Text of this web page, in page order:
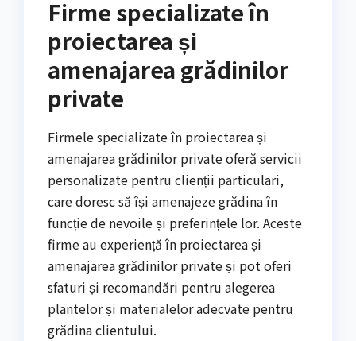
Firme specializate în
proiectarea și
amenajarea grădinilor
private
Firmele specializate în proiectarea și
amenajarea grădinilor private oferă servicii
personalizate pentru clienții particulari,
care doresc să își amenajeze grădina în
funcție de nevoile și preferințele lor. Aceste
firme au experiență în proiectarea și
amenajarea grădinilor private și pot oferi
sfaturi și recomandări pentru alegerea
plantelor și materialelor adecvate pentru
grădina clientului.